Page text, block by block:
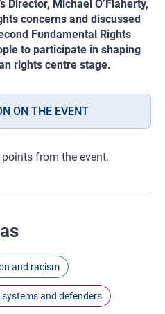
Director, Michael O’Flaherty,
concerns and discussed
Fundamental Rights
to participate in shaping
rights centre stage.
ON THE EVENT
from the event.
and racism
and defenders